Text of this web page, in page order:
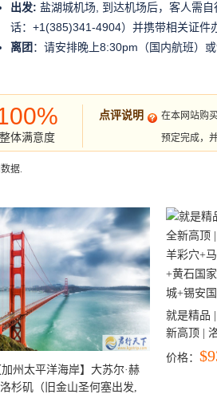
出发: 盐湖城机场, 到达机场后，客人需
话：+1(385)341-4904）并携带相关证件
离团 ：请安排晚上8:30pm（国内航班）
整体满意度
点评说明
在本网站购
预定完成，
据.
州太平洋海岸】大苏尔·赫
洛杉矶（旧金山圣何塞出发,
就是精品
新高顶 |
彩穴+马
价格：